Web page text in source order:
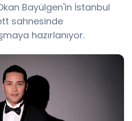
Bayülgen'in İstanbul
sahnesinde
hazırlanıyor.